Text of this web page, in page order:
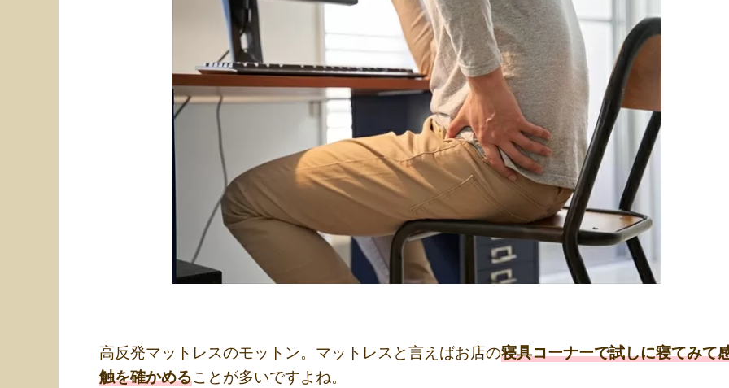
高反発マットレスのモットン。マットレスと言えばお店の寝具コーナーで試しに寝てみて
触を確かめることが多いですよね。